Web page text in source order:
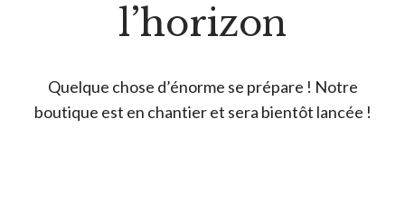
l’horizon
Quelque chose d’énorme se prépare ! Notre
boutique est en chantier et sera bientôt lancée !